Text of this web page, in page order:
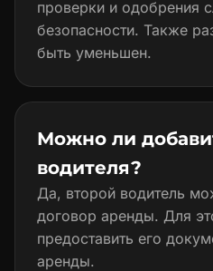
проверки и одобрения
безопасности. Также
быть уменьшен.
Можно ли
водителя?
Да, второй водитель
договор аренды. Для
предоставить его
аренды.